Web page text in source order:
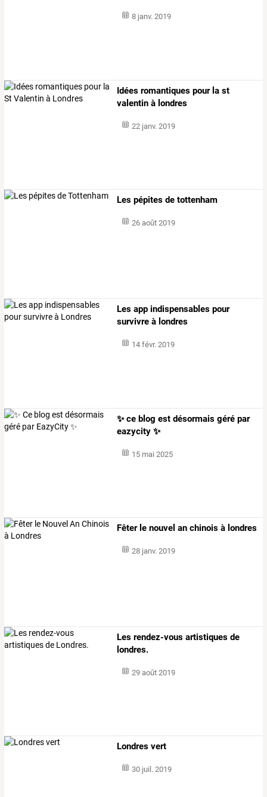
8 janv. 2019
Idées romantiques pour la st
valentin à londres
22 janv. 2019
Les pépites de tottenham
26 août 2019
Les app indispensables pour
survivre à londres
14 févr. 2019
✨ ce blog est désormais géré par
eazycity ✨
15 mai 2025
Fêter le nouvel an chinois à londres
28 janv. 2019
Les rendez-vous artistiques de
londres.
29 août 2019
Londres vert
30 juil. 2019